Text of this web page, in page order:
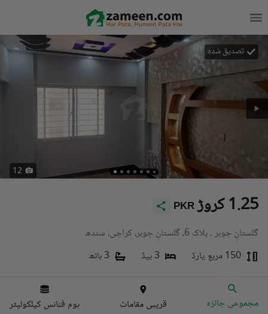
تصدیق شدہ
12
PKR 1.25 کروڑ
گلستانِِ جوہر ۔ بلاک 6، گلستانِ جوہر، کراچی، سندھ
150 مربع یارڈ
3 بیڈ 3 باتھ
مجموعی جائزہ قریبی مقامات ہوم فنانس کیلکولیٹر